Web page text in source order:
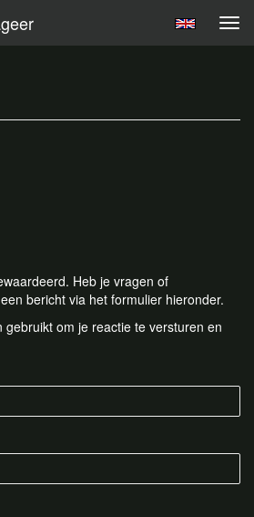
Heb je vragen of
bericht via het formulier hieronder.
gebruikt om je reactie te versturen en